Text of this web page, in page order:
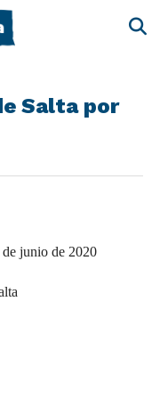
Salta por
junio de 2020